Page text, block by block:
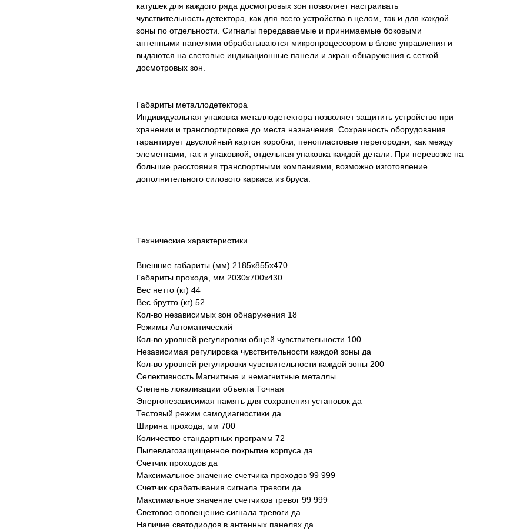
катушек для каждого ряда досмотровых зон позволяет настраивать
чувствительность детектора, как для всего устройства в целом, так и для каждой
зоны по отдельности. Сигналы передаваемые и принимаемые боковыми
антенными панелями обрабатываются микропроцессором в блоке управления и
выдаются на световые индикационные панели и экран обнаружения с сеткой
досмотровых зон.
Габариты металлодетектора
Индивидуальная упаковка металлодетектора позволяет защитить устройство при
хранении и транспортировке до места назначения. Сохранность оборудования
гарантирует двуслойный картон коробки, пенопластовые перегородки, как между
элементами, так и упаковкой; отдельная упаковка каждой детали. При перевозке на
большие расстояния транспортными компаниями, возможно изготовление
дополнительного силового каркаса из бруса.
Технические характеристики
Внешние габариты (мм) 2185х855х470
Габариты прохода, мм 2030х700х430
Вес нетто (кг) 44
Вес брутто (кг) 52
Кол-во независимых зон обнаружения 18
Режимы Автоматический
Кол-во уровней регулировки общей чувствительности 100
Независимая регулировка чувствительности каждой зоны да
Кол-во уровней регулировки чувствительности каждой зоны 200
Селективность Магнитные и немагнитные металлы
Степень локализации объекта Точная
Энергонезависимая память для сохранения установок да
Тестовый режим самодиагностики да
Ширина прохода, мм 700
Количество стандартных программ 72
Пылевлагозащищенное покрытие корпуса да
Счетчик проходов да
Максимальное значение счетчика проходов 99 999
Счетчик срабатывания сигнала тревоги да
Максимальное значение счетчиков тревог 99 999
Световое оповещение сигнала тревоги да
Наличие светодиодов в антенных панелях да